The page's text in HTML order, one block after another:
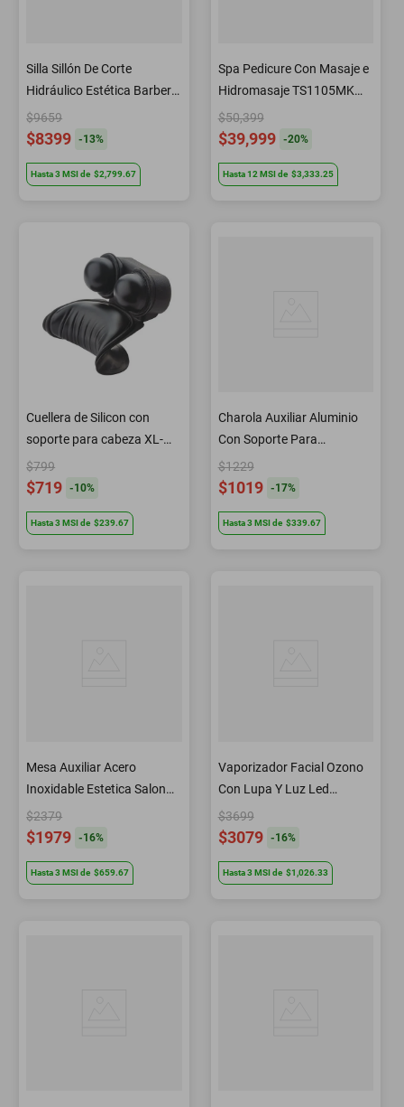
Silla Sillón De Corte
Hidráulico Estética Barbería
B107 Letmex
$9659
$8399 -13%
Hasta3 MSIde $2,799.67
Spa Pedicure Con Masaje e
Hidromasaje TS1105MK
Letmex
$50,399
$39,999 -20%
Hasta12 MSIde $3,333.25
Cuellera de Silicon con
soporte para cabeza XL-
039
$799
$719 -10%
Hasta3 MSIde $239.67
Charola Auxiliar Aluminio
Con Soporte Para
Accesorios BM209a
Letmex
$1229
$1019 -17%
Hasta3 MSIde $339.67
Mesa Auxiliar Acero
Inoxidable Estetica Salon
Spa Barberia T11C Letmex
$2379
$1979 -16%
Hasta3 MSIde $659.67
Vaporizador Facial Ozono
Con Lupa Y Luz Led
BM3058 Letmex
$3699
$3079 -16%
Hasta3 MSIde $1,026.33